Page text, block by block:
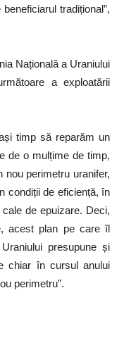
tradițional”,
Națională a Uraniului
a exploatării
timp să reparăm un
de o mulțime de timp,
perimetru uranifer,
condiții de eficiență, în
de epuizare. Deci,
acest plan pe care îl
presupune și
chiar în cursul anului
perimetru”.